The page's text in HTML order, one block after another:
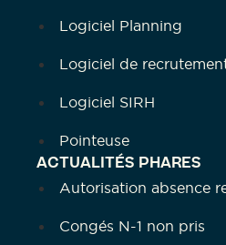
Logiciel Planning
Logiciel de
Logiciel SIRH
Pointeuse
ACTUALITÉS PHARES
Autorisation absence
Congés N-1 non pris